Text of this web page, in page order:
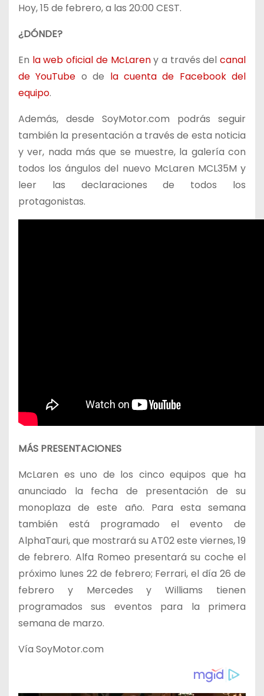
Hoy, 15 de febrero, a las 20:00 CEST.
¿DÓNDE?
En la web oficial de McLareny a través delcanal
de YouTube o de la cuenta de Facebook del
equipo.
Además, desde SoyMotor.com podrás seguir
también la presentación a través de esta noticia
y ver, nada más que se muestre, la galería con
todos los ángulos del nuevo McLaren MCL35M y
leer las declaraciones de todos los
protagonistas.
MÁS PRESENTACIONES
McLaren es uno de los cinco equipos que ha
anunciado la fecha de presentación de su
monoplaza de este año. Para esta semana
también está programado el evento de
AlphaTauri, que mostrará su AT02 este viernes, 19
de febrero. Alfa Romeo presentará su coche el
próximo lunes 22 de febrero; Ferrari, el día 26 de
febrero y Mercedes y Williams tienen
programados sus eventos para la primera
semana de marzo.
Vía SoyMotor.com